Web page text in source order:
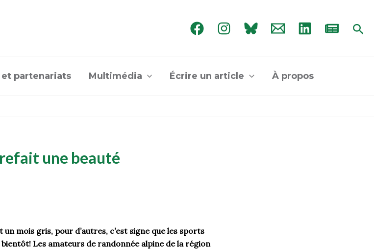
partenariats Multimédia Écrire un article À propos
une beauté
mois gris, pour d’autres, c’est signe que les sports
Les amateurs de randonnée alpine de la région